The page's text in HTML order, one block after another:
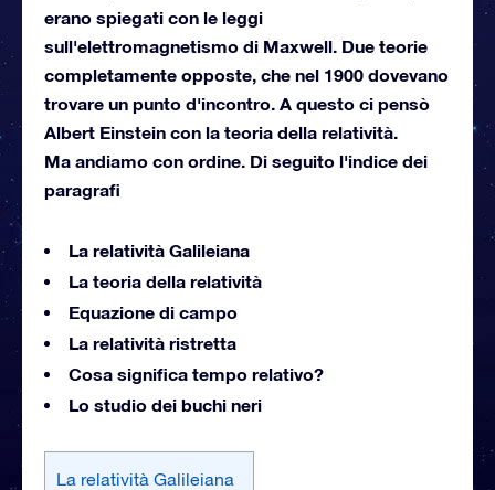
erano spiegati con le leggi
sull'elettromagnetismo di Maxwell. Due teorie
completamente opposte, che nel 1900 dovevano
trovare un punto d'incontro. A questo ci pensò
Albert Einstein con la teoria della relatività.
Ma andiamo con ordine. Di seguito l'indice dei
paragrafi
La relatività Galileiana
La teoria della relatività
Equazione di campo
La relatività ristretta
Cosa significa tempo relativo?
Lo studio dei buchi neri
La relatività Galileiana